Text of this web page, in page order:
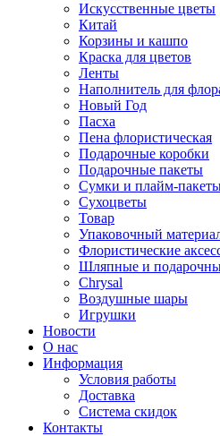
Искусственные цветы
Китай
Корзины и кашпо
Краска для цветов
Ленты
Наполнитель для
Новый Год
Пасха
Пена флористическая
Подарочные коробки
Подарочные пакеты
Сумки и плайм-
Сухоцветы
Товар
Упаковочный
Флористические
Шляпные и
Chrysal
Воздушные шары
Игрушки
Новости
О нас
Информация
Условия работы
Доставка
Система скидок
Контакты